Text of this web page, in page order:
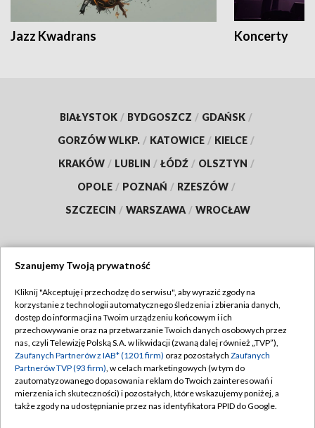
Jazz Kwadrans Koncerty
BIAŁYSTOK / BYDGOSZCZ / GDAŃSK /
GORZÓW WLKP. / KATOWICE / KIELCE /
KRAKÓW / LUBLIN / ŁÓDŹ / OLSZTYN /
OPOLE / POZNAŃ / RZESZÓW /
SZCZECIN / WARSZAWA / WROCŁAW
TVP
Abonament TVP
Emisja w TVP
Centrum informacji TVP
Naziemna Telewizja Cyfrowa
Regulamin TVP
Polityka prywatności
Moje zgody
Pomoc
Szanujemy Twoją prywatność
Kliknij "Akceptuję i przechodzę do serwisu", aby wyrazić zgody na
korzystanie z technologii automatycznego śledzenia i zbierania danych,
dostęp do informacji na Twoim urządzeniu końcowym i ich
przechowywanie oraz na przetwarzanie Twoich danych osobowych przez
nas, czyli Telewizję Polską S.A. w likwidacji (zwaną dalej również „TVP”),
Zaufanych Partnerów z IAB* (1201 firm) oraz pozostałych Zaufanych
Partnerów TVP (93 firm), w celach marketingowych (w tym do
zautomatyzowanego dopasowania reklam do Twoich zainteresowań i
mierzenia ich skuteczności) i pozostałych, które wskazujemy poniżej, a
także zgody na udostępnianie przez nas identyfikatora PPID do Google.